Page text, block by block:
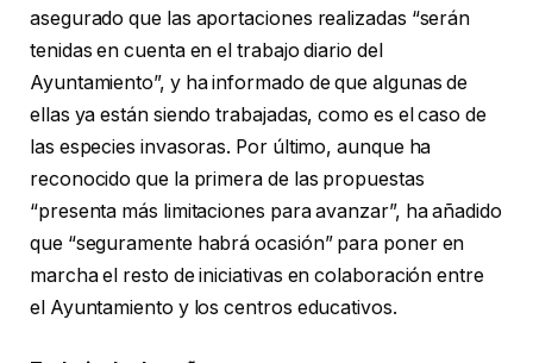
asegurado que las aportaciones realizadas “serán
tenidas en cuenta en el trabajo diario del
Ayuntamiento”, y ha informado de que algunas de
ellas ya están siendo trabajadas, como es el caso de
las especies invasoras. Por último, aunque ha
reconocido que la primera de las propuestas
“presenta más limitaciones para avanzar”, ha añadido
que “seguramente habrá ocasión” para poner en
marcha el resto de iniciativas en colaboración entre
el Ayuntamiento y los centros educativos.